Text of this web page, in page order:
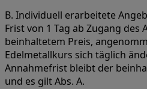
B. Individuell erarbeitete
Frist von 1 Tag ab Zugang des
beinhaltetem Preis,
Edelmetallkurs sich täglich
Annahmefrist bleibt der
und es gilt Abs. A.